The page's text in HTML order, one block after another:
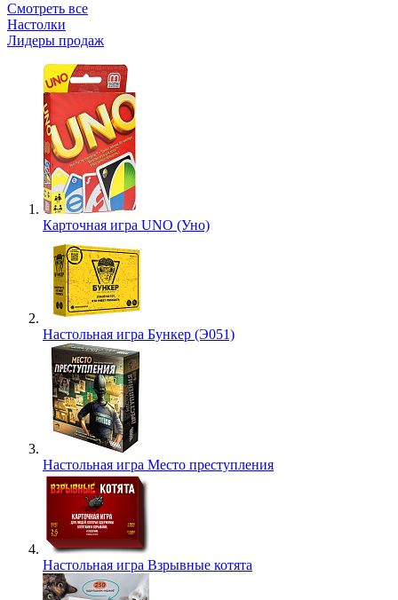
Смотреть все
Настолки
Лидеры продаж
Карточная игра UNO (Уно)
Настольная игра Бункер (Э051)
Настольная игра Место преступления
Настольная игра Взрывные котята